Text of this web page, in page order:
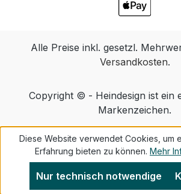
Alle Preise inkl. gesetzl.
Versandkosten.
Copyright © - Heindesign ist ein
Markenzeichen.
Diese Website verwendet Cookies, um
Erfahrung bieten zu können. Mehr
Nur technisch notwendige